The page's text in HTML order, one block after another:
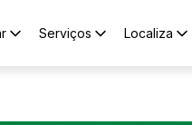
Serviços Localiza